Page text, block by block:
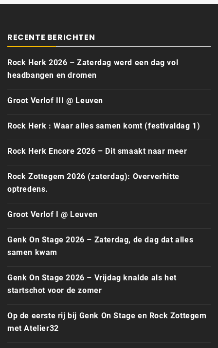
RECENTE BERICHTEN
Rock Herk 2026 – Zaterdag werd een dag vol
headbangen en dromen
Groot Verlof III @ Leuven
Rock Herk : Waar alles samen komt (festivaldag 1)
Rock Herk Encore 2026 – Dit smaakt naar meer
Rock Zottegem 2026 (zaterdag): Oververhitte
optredens.
Groot Verlof I @ Leuven
Genk On Stage 2026 – Zaterdag, de dag dat alles
samen kwam
Genk On Stage 2026 – Vrijdag knalde als het
startschot voor de zomer
Op de eerste rij bij Genk On Stage en Rock Zottegem
met Atelier32